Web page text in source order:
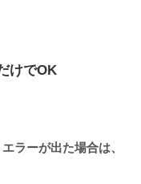
けでOK
ラーが出た場合は、